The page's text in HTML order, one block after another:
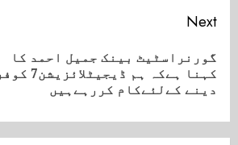
Next
Next
post:
گورنراسٹیٹ بینک جمیل احمد کا
کہنا ہےکہ ہم
دینے کےلئےکام کررہےہیں